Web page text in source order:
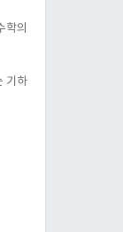
학의
기하